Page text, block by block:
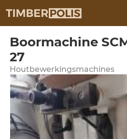
Boormachine
27
Houtbewerkingsmachines